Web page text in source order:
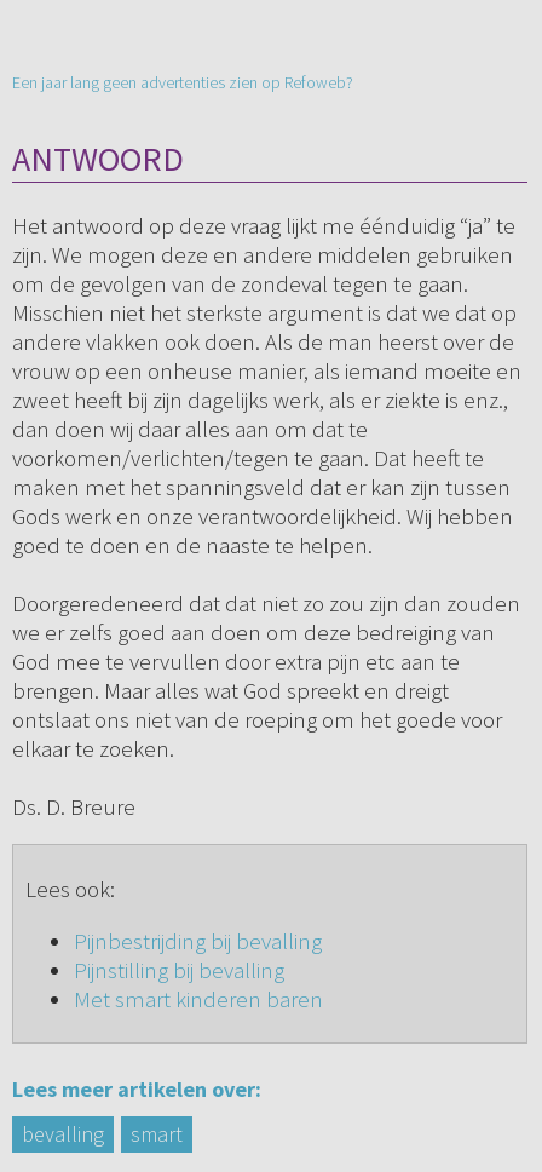
Een jaar lang geen advertenties zien op Refoweb?
ANTWOORD
Het antwoord op deze vraag lijkt me éénduidig “ja” te
zijn. We mogen deze en andere middelen gebruiken
om de gevolgen van de zondeval tegen te gaan.
Misschien niet het sterkste argument is dat we dat op
andere vlakken ook doen. Als de man heerst over de
vrouw op een onheuse manier, als iemand moeite en
zweet heeft bij zijn dagelijks werk, als er ziekte is enz.,
dan doen wij daar alles aan om dat te
voorkomen/verlichten/tegen te gaan. Dat heeft te
maken met het spanningsveld dat er kan zijn tussen
Gods werk en onze verantwoordelijkheid. Wij hebben
goed te doen en de naaste te helpen.
Doorgeredeneerd dat dat niet zo zou zijn dan zouden
we er zelfs goed aan doen om deze bedreiging van
God mee te vervullen door extra pijn etc aan te
brengen. Maar alles wat God spreekt en dreigt
ontslaat ons niet van de roeping om het goede voor
elkaar te zoeken.
Ds. D. Breure
Lees ook:
Pijnbestrijding bij bevalling
Pijnstilling bij bevalling
Met smart kinderen baren
Lees meer artikelen over:
bevalling
smart